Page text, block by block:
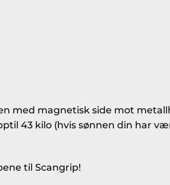
med magnetisk side mot
43 kilo (hvis sønnen din har
til Scangrip!